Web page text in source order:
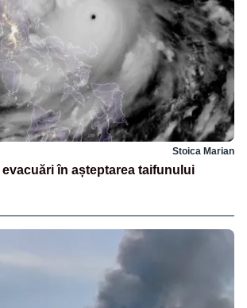
Stoica Marian
în așteptarea taifunului